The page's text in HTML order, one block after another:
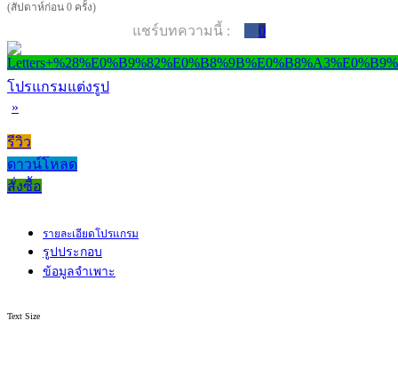
(สัปดาห์ก่อน 0 ครั้ง)
แชร์บทความนี้ : 0
โปรแกรมแต่งรูป
»
รีวิว
ดาวน์โหลด
สั่งซื้อ
รายละเอียดโปรแกรม
รูปประกอบ
ข้อมูลจำเพาะ
Text Size